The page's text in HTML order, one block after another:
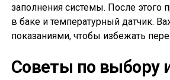
заполнения системы. После этого
в баке и температурный датчик.
показаниями, чтобы избежать
Советы по выбору